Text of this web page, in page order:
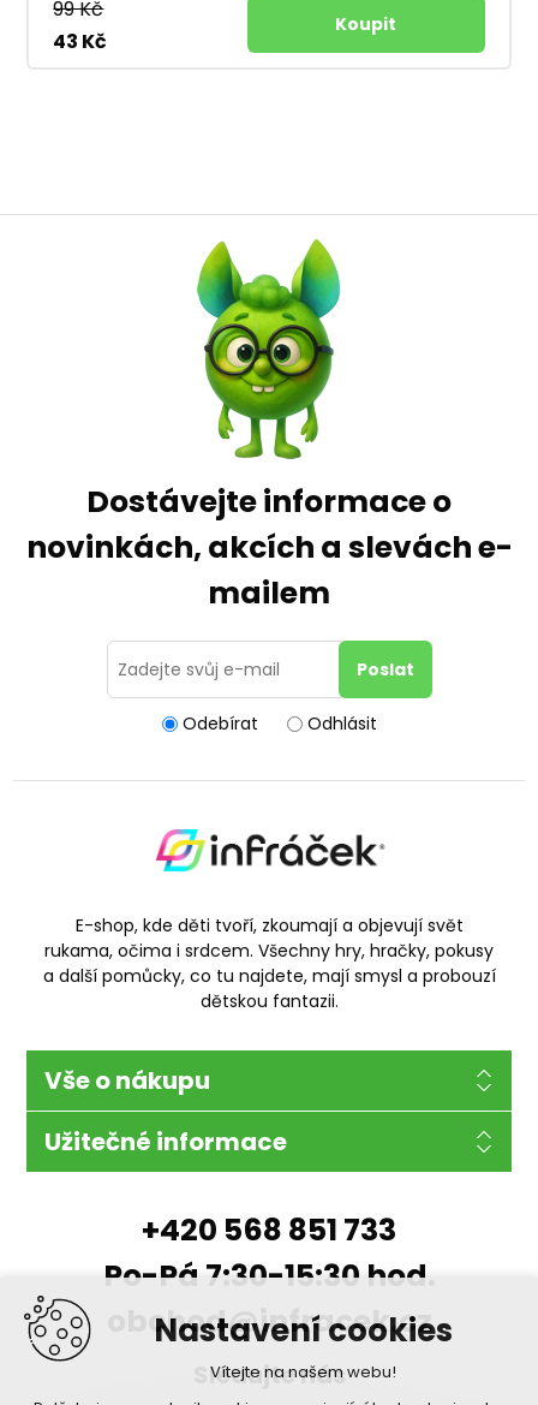
Nastavení cookies
Vítejte na našem webu!
99 Kč
43 Kč
Dostávejte informace o
novinkách, akcích a slevách e-
mailem
Odebírat Odhlásit
E-shop, kde děti tvoří, zkoumají a objevují svět
rukama, očima i srdcem. Všechny hry, hračky, pokusy
a další pomůcky, co tu najdete, mají smysl a probouzí
dětskou fantazii.
Vše o nákupu
Užitečné informace
+420 568 851 733
Po-Pá 7:30-15:30 hod.
obchod@infracek.cz
Sledujte nás